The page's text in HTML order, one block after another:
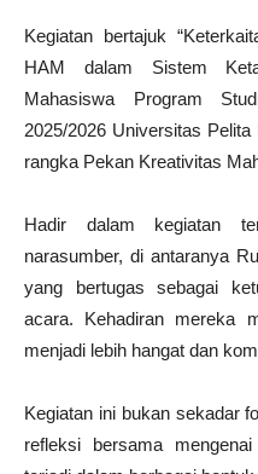
Kegiatan bertajuk
HAM dalam Sistem
Mahasiswa Program
2025/2026 Universitas
rangka Pekan Kreativitas
Hadir dalam kegiatan
narasumber, di antaranya
yang bertugas sebagai
acara. Kehadiran mereka
menjadi lebih hangat dan
Kegiatan ini bukan sekadar
refleksi bersama